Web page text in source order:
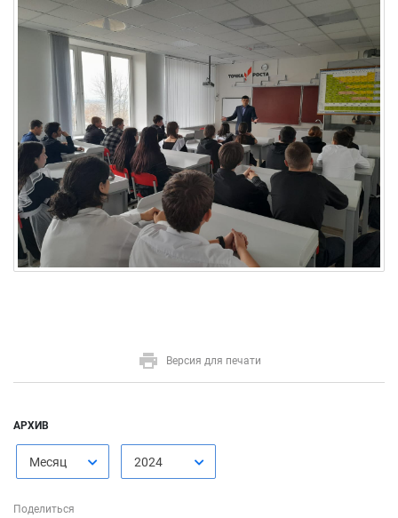
Версия для печати
АРХИВ
Месяц 2024
Поделиться